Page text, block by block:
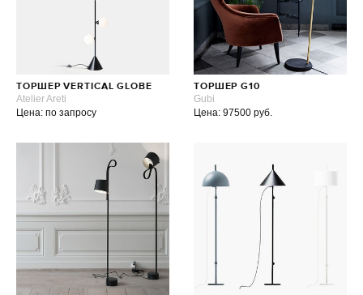
ТОРШЕР VERTICAL GLOBE
Atelier Areti
Цена: по запросу
ТОРШЕР G10
Gubi
Цена: 97500 руб.